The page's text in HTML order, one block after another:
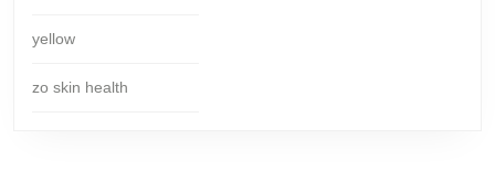
yellow
zo skin health